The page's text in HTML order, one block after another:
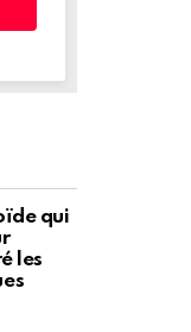
qui
les